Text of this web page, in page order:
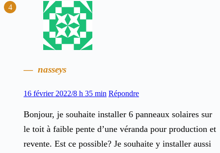
nasseys
16 février 2022/8 h 35 min Répondre
Bonjour, je souhaite installer 6 panneaux solaires sur
le toit à faible pente d’une véranda pour production et
revente. Est ce possible? Je souhaite y installer aussi